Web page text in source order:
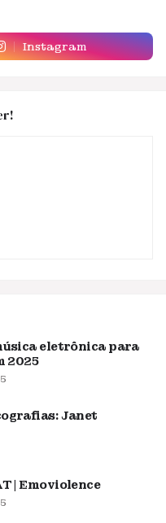
Instagram
eletrônica para
2025
Janet
| Emoviolence